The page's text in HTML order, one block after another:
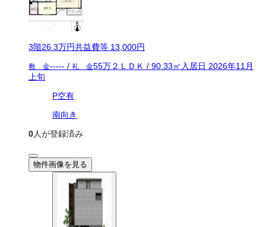
3階26.3万円共益費等 13,000円
敷 金----- / 礼 金55万２ＬＤＫ / 90.33㎡ 入居日 2026年11月
上旬
P空有
南向き
0人が登録済み
物件画像を見る